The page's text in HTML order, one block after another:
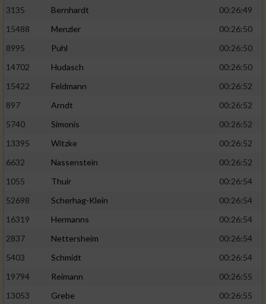
3135
Bernhardt
00:26:49
15488
Menzler
00:26:50
8995
Puhl
00:26:50
14702
Hudasch
00:26:50
15422
Feldmann
00:26:52
897
Arndt
00:26:52
5740
Simonis
00:26:52
13395
Witzke
00:26:52
6632
Nassenstein
00:26:52
1055
Thuir
00:26:54
52698
Scherhag-Klein
00:26:54
16319
Hermanns
00:26:54
2837
Nettersheim
00:26:54
5403
Schmidt
00:26:54
19794
Reimann
00:26:55
13053
Grebe
00:26:55